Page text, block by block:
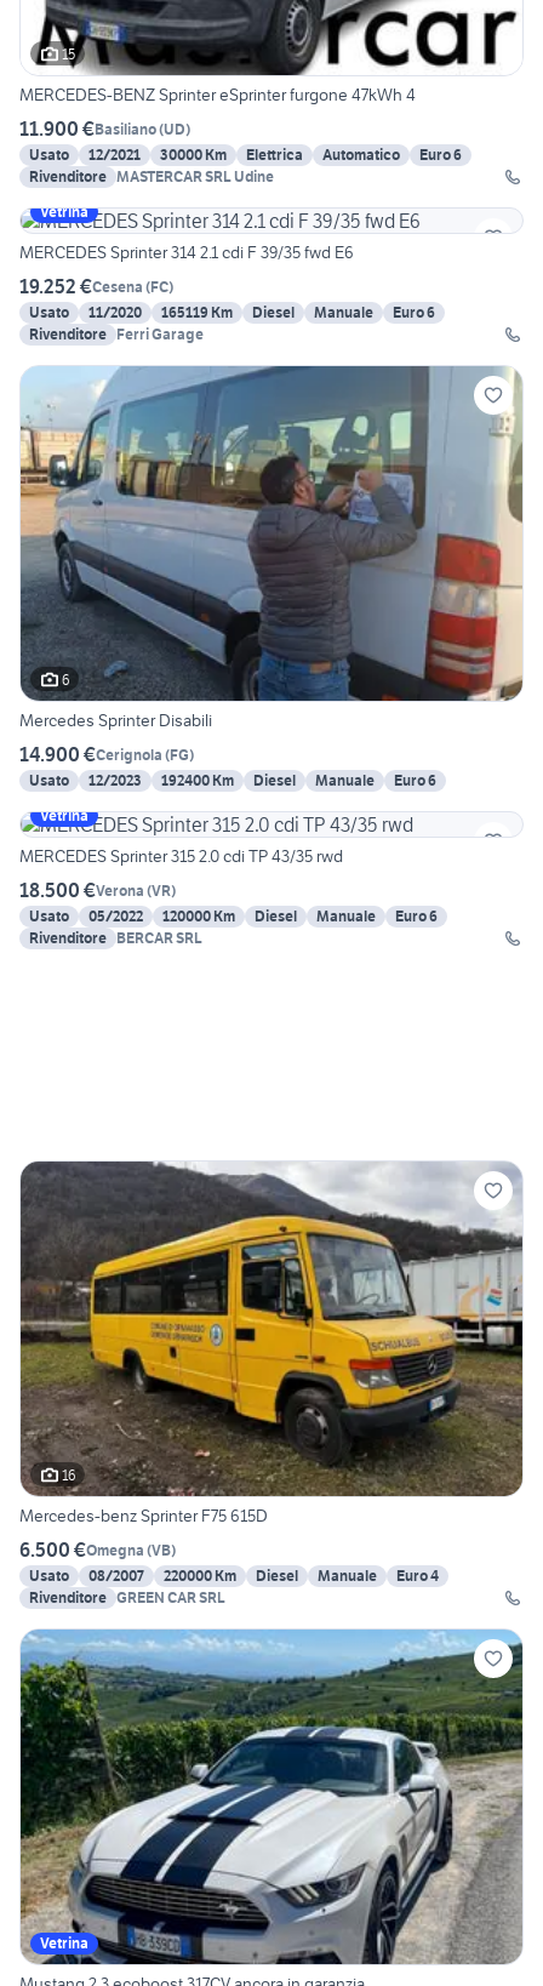
15
MERCEDES-BENZ Sprinter eSprinter furgone 47kWh 4
11.900 €Basiliano(UD)
Usato
12/2021 30000 Km Elettrica Automatico
Euro 6
Rivenditore MASTERCAR SRL Udine
Vetrina
MERCEDES Sprinter 314 2.1 cdi F 39/35 fwd E6
19.252 €Cesena (FC)
Usato
11/2020 165119 Km Diesel Manuale
Euro 6
Rivenditore Ferri Garage
6
Mercedes Sprinter Disabili
14.900 €Cerignola (FG)
Usato
12/2023 192400 Km Diesel Manuale
Euro 6
Vetrina
MERCEDES Sprinter 315 2.0 cdi TP 43/35 rwd
18.500 €Verona (VR)
Usato
05/2022 120000 Km Diesel Manuale
Euro 6
Rivenditore BERCAR SRL
16
Mercedes-benz Sprinter F75 615D
6.500 €Omegna (VB)
Usato
08/2007 220000 Km Diesel Manuale
Euro 4
Rivenditore GREEN CAR SRL
Vetrina